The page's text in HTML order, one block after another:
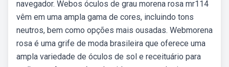
navegador. Webos óculos de grau morena rosa mr114
vêm em uma ampla gama de cores, incluindo tons
neutros, bem como opções mais ousadas. Webmorena
rosa é uma grife de moda brasileira que oferece uma
ampla variedade de óculos de sol e receituário para